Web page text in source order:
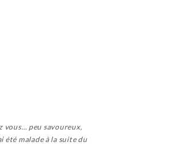
vous… peu savoureux,
été malade à la suite du